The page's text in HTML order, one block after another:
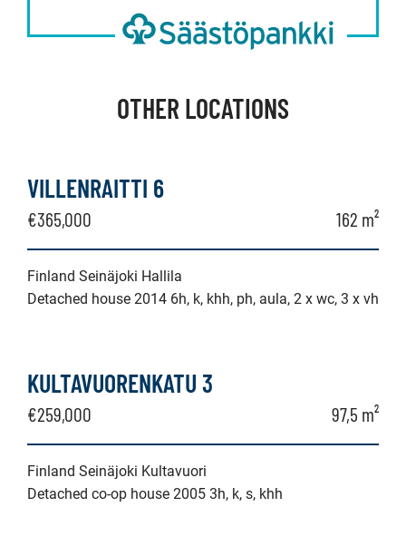
OTHER LOCATIONS
VILLENRAITTI 6
€365,000 162 m²
Finland Seinäjoki Hallila
Detached house 2014 6h, k, khh, ph, aula, 2 x wc, 3 x vh
KULTAVUORENKATU 3
€259,000 97,5 m²
Finland Seinäjoki Kultavuori
Detached co-op house 2005 3h, k, s, khh